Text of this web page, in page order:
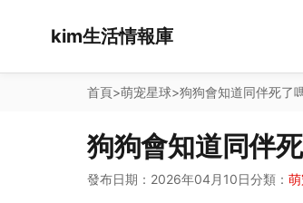
kim生活情報庫
首頁>萌宠星球>狗狗會知道同伴死了
狗狗會知道同伴
發布日期：2026年04月10日分類：